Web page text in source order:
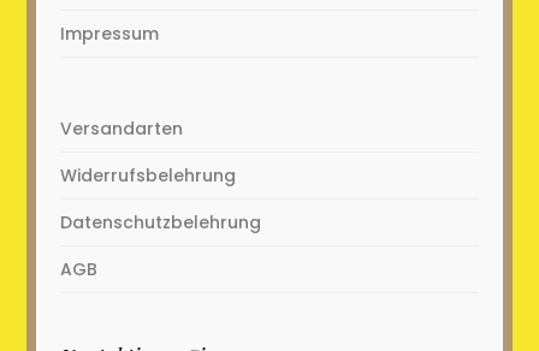
Impressum
Versandarten
Widerrufsbelehrung
Datenschutzbelehrung
AGB